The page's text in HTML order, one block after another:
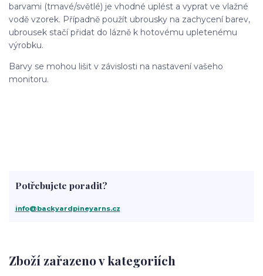
barvami (tmavé/světlé) je vhodné uplést a vyprat ve vlažné
vodě vzorek. Případně použít ubrousky na zachycení barev,
ubrousek stačí přidat do lázně k hotovému upletenému
výrobku.
Barvy se mohou lišit v závislosti na nastavení vašeho
monitoru.
Zboží zařazeno v kategoriích
Potřebujete poradit?
info@backyardpineyarns.cz